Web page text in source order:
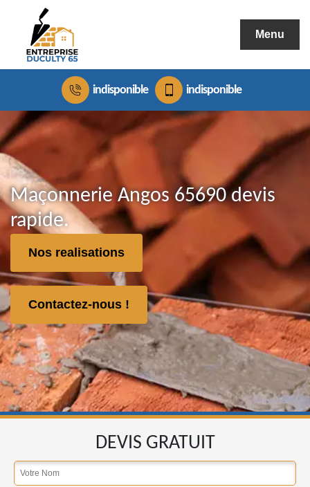
Menu
indisponible indisponible
Maçonnerie Angos 65690 devis
rapide.
Nos realisations
Contactez-nous !
DEVIS GRATUIT